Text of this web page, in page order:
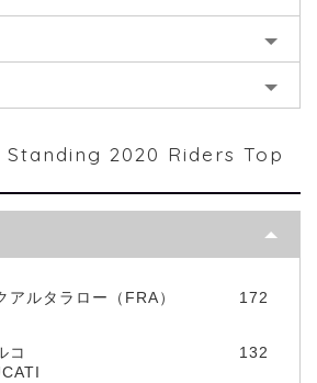
2020 Riders Top
アルタラロー（FRA）
172
コ
132